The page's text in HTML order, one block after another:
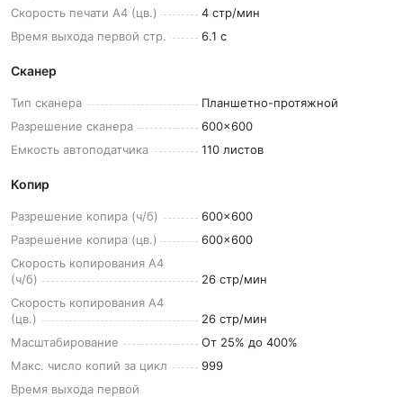
Скорость печати A4 (цв.)
4 стр/мин
Время выхода первой стр. 6.1 с
Сканер
Тип сканера
Планшетно-протяжной
Разрешение сканера
600x600
Емкость автоподатчика 110 листов
Копир
Разрешение копира (ч/б)
600x600
Разрешение копира (цв.)
600x600
Скорость копирования A4
(ч/б)
26 стр/мин
Скорость копирования A4
(цв.)
26 стр/мин
Масштабирование
От 25% до 400%
Макс. число копий за цикл
999
Время выхода первой